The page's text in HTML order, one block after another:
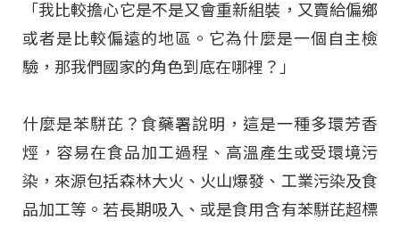
「我比較擔心它是不是又會重新組裝，又賣給偏鄉
或者是比較偏遠的地區。它為什麼是一個自主檢
驗，那我們國家的角色到底在哪裡？」
什麼是苯駢芘？食藥署說明，這是一種多環芳香
烴，容易在食品加工過程、高溫產生或受環境污
染，來源包括森林大火、火山爆發、工業污染及食
品加工等 。若長期吸入、或是食用含有苯駢芘超標